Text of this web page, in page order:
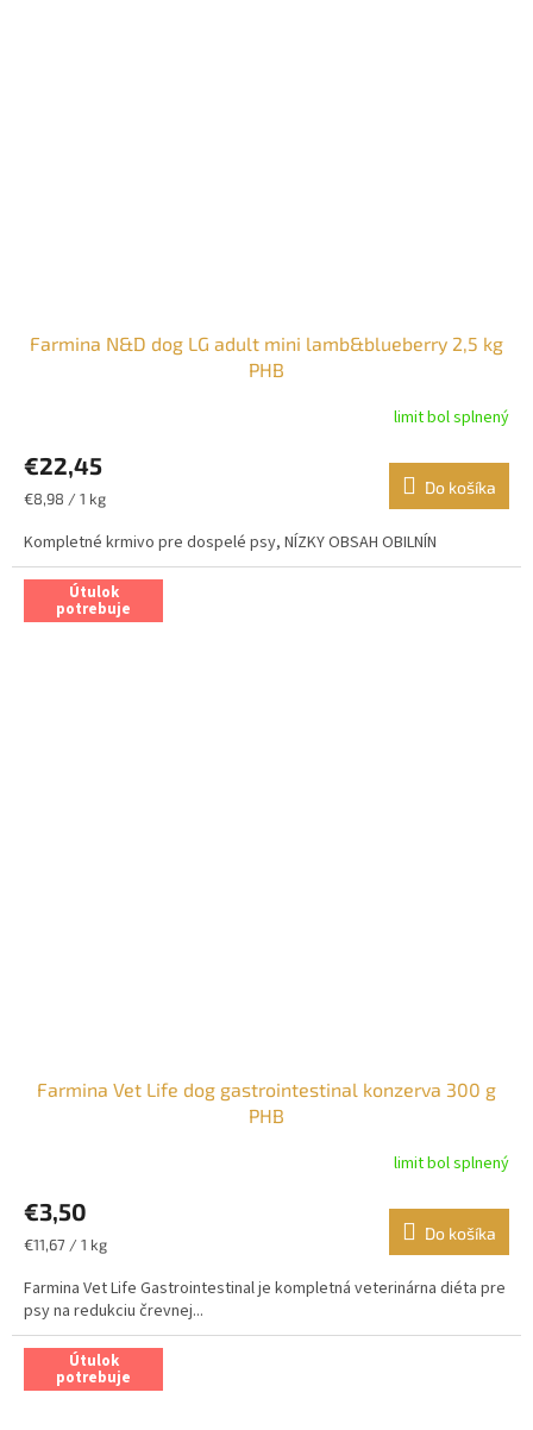
Farmina N&D dog LG adult mini lamb&blueberry 2,5 kg
PHB
limit bol splnený
€22,45
Jednotková
€8,98 / 1 kg
Do košíka
Kompletné krmivo pre dospelé psy, NÍZKY OBSAH OBILNÍN
Útulok
potrebuje
Farmina Vet Life dog gastrointestinal konzerva 300 g
PHB
limit bol splnený
€3,50
Jednotková
€11,67 / 1 kg
Do košíka
Farmina Vet Life Gastrointestinal je kompletná veterinárna diéta pre
psy na redukciu črevnej...
Útulok
potrebuje